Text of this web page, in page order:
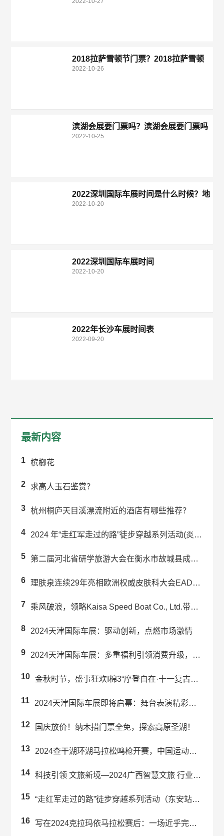
东盟门票便宜？
2018拉萨雪顿节门票？2018拉萨雪顿
节门票多少钱？
2022-10-26
滨湖会展要门票吗？滨湖会展要门票吗
多少钱？
2022-10-25
2022深圳国际车展时间是什么时候？地
点位置
2022-10-20
2022深圳国际车展时间
2022-10-20
2022年长沙车展时间表
2022-09-20
最新内容
1 槟榔花
2 求高人玉石鉴赏？
3 杭州桐庐天目溪漂流附近的酒店有哪些推荐？
4 2024 年“走红军走过的路”徒步穿越系列活动(炎陵站) 举办
5 第二届河北省研学旅游大会在衡水市故城县成功举办
6 理肤泉连续29年亮相欧洲权威皮肤科大会EADV 强势引领科学护肤未来趋势
7 乘风破浪，领略Kaisa Speed Boat Co., Ltd.带来的...
8 2024天津国际车展：驱动创新，点燃市场激情
9 2024天津国际车展：多重福利引领消费升级，赋能汽车行业新发展
10 金秋时节，盛事狂欢I棉3“摩登自在·十一复古派对”预热来袭！
11 2024天津国际车展即将启幕：舞台表演精彩纷呈！
12 国庆放价！纳木措门票全免，探索高原圣湖！
13 2024查干湖环湖马拉松鸣枪开赛，中国运动员包揽男女子冠军
14 科技引领 文旅新境—2024广西智慧文旅 行业交流大会在南宁成功举办
15 “走红军走过的路”徒步穿越系列活动（东安站）暨舜皇山首届登山活动举行
16 写在2024克拉玛依马拉松赛后：一场近乎完美的“双向奔赴”